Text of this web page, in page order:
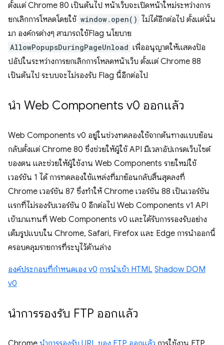
ตั้งแต่ Chrome 80 เป็นต้นไป หน้าเว็บจะเปิดหน้าใหม่ระหว่างการ
ยกเลิกการโหลดโดยใช้ window.open() ไม่ได้อีกต่อไป ตั้งแต่นั้น
มา องค์กรต่างๆ สามารถใช้Flag นโยบาย
AllowPopupsDuringPageUnload เพื่ออนุญาตให้แสดงป๊อ
ปอัปในระหว่างการยกเลิกการโหลดหน้าเว็บ ตั้งแต่ Chrome 88
เป็นต้นไป ระบบจะไม่รองรับ Flag นี้อีกต่อไป
นํา Web Components v0 ออกแล้ว
Web Components v0 อยู่ในช่วงทดลองใช้จากต้นทางแบบย้อน
กลับตั้งแต่ Chrome 80 ซึ่งช่วยให้ผู้ใช้ API มีเวลาอัปเกรดเว็บไซต์
ของตน และช่วยให้ผู้ใช้งาน Web Components รายใหม่ใช้
เวอร์ชัน 1 ได้ การทดลองใช้แหล่งที่มาย้อนกลับสิ้นสุดลงที่
Chrome เวอร์ชัน 87 ซึ่งทำให้ Chrome เวอร์ชัน 88 เป็นเวอร์ชัน
แรกที่ไม่รองรับเวอร์ชัน 0 อีกต่อไป Web Components v1 API
เข้ามาแทนที่ Web Components v0 และได้รับการรองรับอย่าง
เต็มรูปแบบใน Chrome, Safari, Firefox และ Edge การนำออกนี้
ครอบคลุมรายการที่ระบุไว้ด้านล่าง
องค์ประกอบที่กําหนดเอง v0 การนําเข้า HTML Shadow DOM
v0
นำการรองรับ FTP ออกแล้ว